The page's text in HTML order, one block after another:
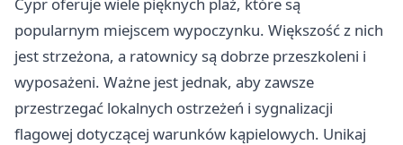
popularnym miejscem wypoczynku. Większość z nich
jest strzeżona, a ratownicy są dobrze przeszkoleni i
wyposażeni. Ważne jest jednak, aby zawsze
przestrzegać lokalnych ostrzeżeń i sygnalizacji
flagowej dotyczącej warunków kąpielowych. Unikaj